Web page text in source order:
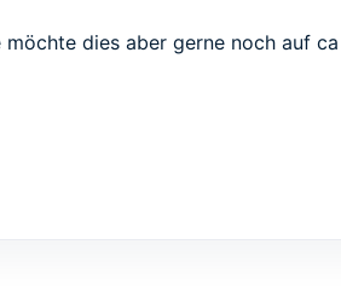
dies aber gerne noch auf